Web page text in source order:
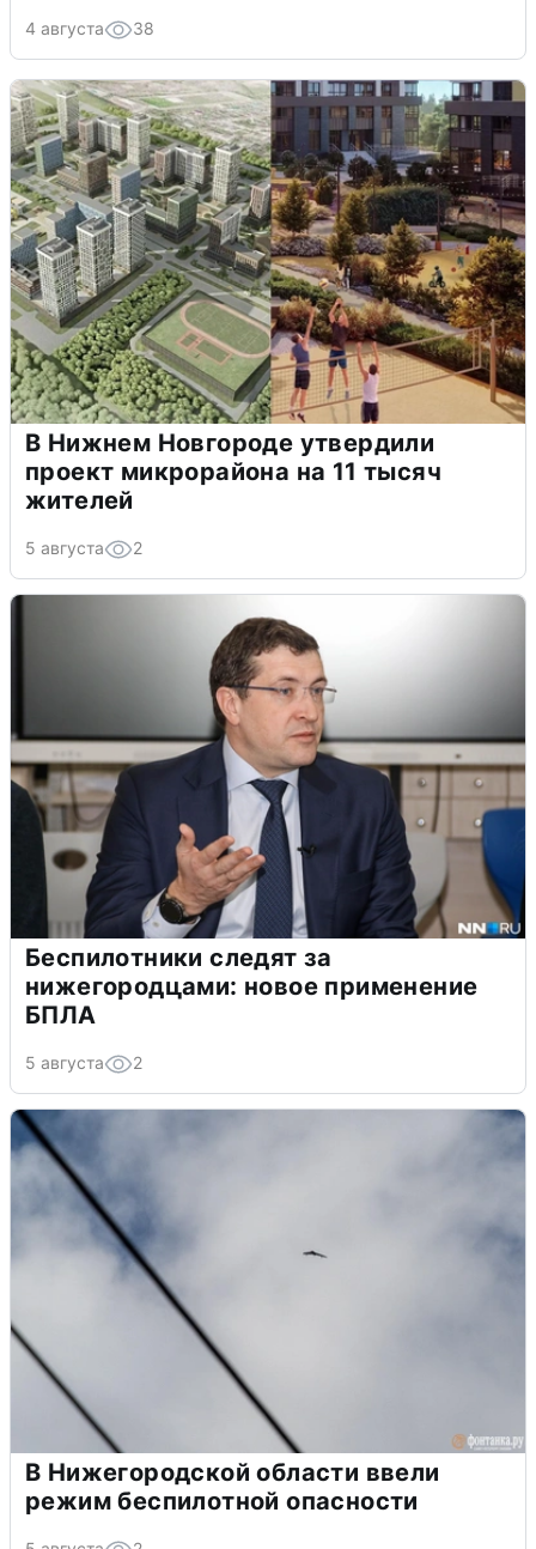
4 августа 38
В Нижнем Новгороде утвердили
проект микрорайона на 11 тысяч
жителей
5 августа 2
Беспилотники следят за
нижегородцами: новое применение
БПЛА
5 августа 2
В Нижегородской области ввели
режим беспилотной опасности